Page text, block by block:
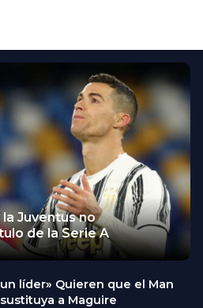
Juventus no
de la Serie A
líder» Quieren que el Man
a Maguire